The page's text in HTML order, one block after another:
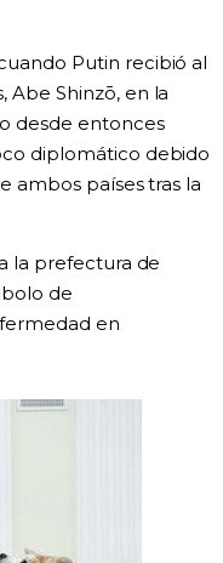
Putin recibió al
Shinzō, en la
desde entonces
diplomático debido
ambos países tras la
la prefectura de
de
en